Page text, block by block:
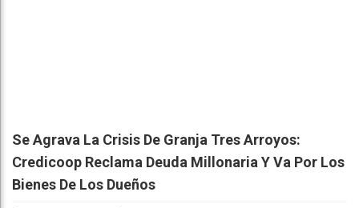
Se Agrava La Crisis De Granja Tres Arroyos:
Credicoop Reclama Deuda Millonaria Y Va Por Los
Bienes De Los Dueños